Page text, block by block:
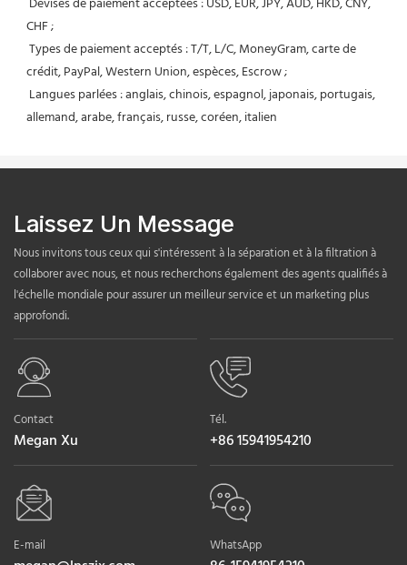
CHF ;
crédit, PayPal, Western Union, espèces, Escrow ;
allemand, arabe, français, russe, coréen, italien
Laissez Un Message
Nous invitons tous ceux qui s'intéressent à la séparation et à la filtration à
collaborer avec nous, et nous recherchons également des agents qualifiés à
l'échelle mondiale pour assurer un meilleur service et un marketing plus
approfondi.
Contact
Megan Xu
Tél.
+86 15941954210
E-mail WhatsApp